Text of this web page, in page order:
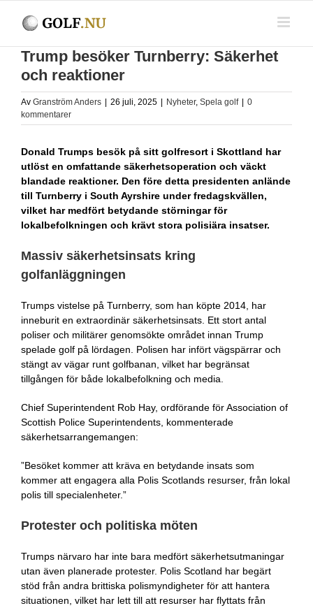
Trump besöker Turnberry: Säkerhet
och reaktioner
Av Granström Anders 26 juli, 2025 Nyheter, Spela golf
0
kommentarer
Donald Trumps besök på sitt golfresort i Skottland har
utlöst en omfattande säkerhetsoperation och väckt
blandade reaktioner. Den före detta presidenten anlände
till Turnberry i South Ayrshire under fredagskvällen,
vilket har medfört betydande störningar för
lokalbefolkningen och krävt stora polisiära insatser.
Massiv säkerhetsinsats kring
golfanläggningen
Trumps vistelse på Turnberry, som han köpte 2014, har
inneburit en extraordinär säkerhetsinsats. Ett stort antal
poliser och militärer genomsökte området innan Trump
spelade golf på lördagen. Polisen har infört vägspärrar och
stängt av vägar runt golfbanan, vilket har begränsat
tillgången för både lokalbefolkning och media.
Chief Superintendent Rob Hay, ordförande för Association of
Scottish Police Superintendents, kommenterade
säkerhetsarrangemangen:
”Besöket kommer att kräva en betydande insats som
kommer att engagera alla Polis Scotlands resurser, från lokal
polis till specialenheter.”
Protester och politiska möten
Trumps närvaro har inte bara medfört säkerhetsutmaningar
utan även planerade protester. Polis Scotland har begärt
stöd från andra brittiska polismyndigheter för att hantera
situationen, vilket har lett till att resurser har flyttats från